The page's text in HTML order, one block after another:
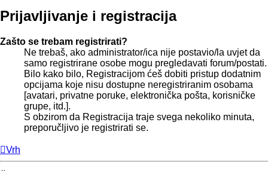
Prijavljivanje i registracija
Zašto se trebam registrirati?
Ne trebaš, ako administrator/ica nije postavio/la uvjet da
samo registrirane osobe mogu pregledavati forum/postati.
Bilo kako bilo, Registracijom ćeš dobiti pristup dodatnim
opcijama koje nisu dostupne neregistriranim osobama
[avatari, privatne poruke, elektronička pošta, korisničke
grupe, itd.].
S obzirom da Registracija traje svega nekoliko minuta,
preporučljivo je registrirati se.
Vrh